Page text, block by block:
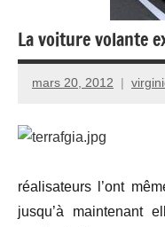
La voiture volante
mars 20, 2012
réalisateurs l’ont
jusqu’à maintenant